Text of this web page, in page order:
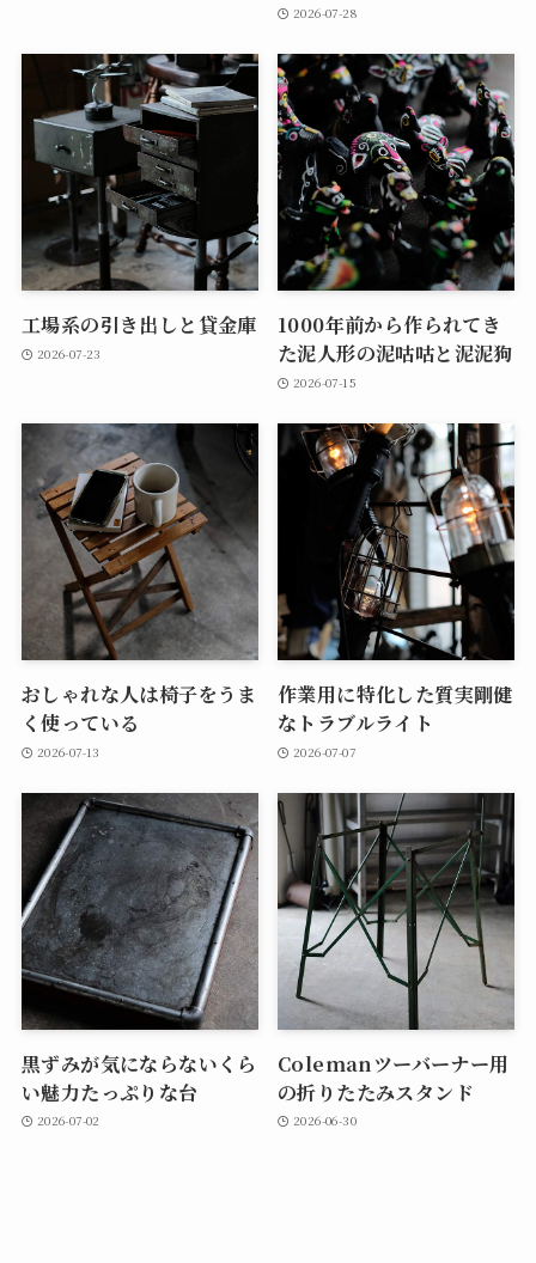
2026-07-28
工場系の引き出しと貸金庫
2026-07-23
1000年前から作られてき
た泥人形の泥咕咕と泥泥狗
2026-07-15
おしゃれな人は椅子をうま
く使っている
2026-07-13
作業用に特化した質実剛健
なトラブルライト
2026-07-07
黒ずみが気にならないくら
い魅力たっぷりな台
2026-07-02
Colemanツーバーナー用
の折りたたみスタンド
2026-06-30